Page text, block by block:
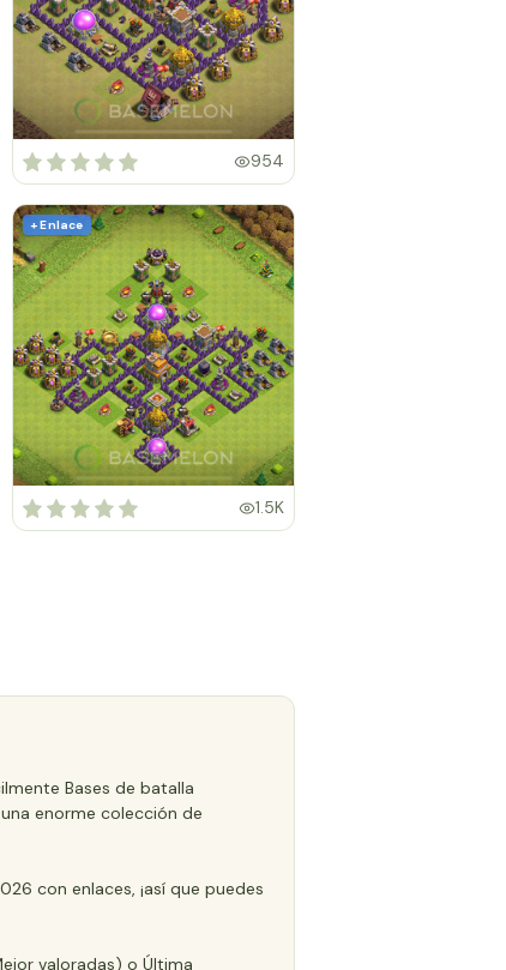
954
+ Enlace
1.5K
Bases de batalla
una enorme colección de
con enlaces, ¡así que puedes
valoradas) o Última